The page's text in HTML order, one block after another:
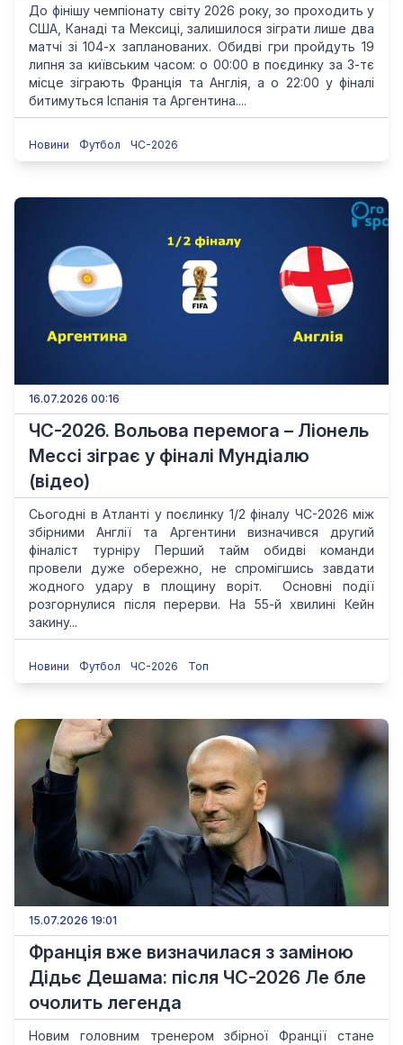
До фінішу чемпіонату світу 2026 року, зо проходить у
США, Канаді та Мексиці, залишилося зіграти лише два
матчі зі 104-х запланованих. Обидві гри пройдуть 19
липня за київським часом: о 00:00 в поєдинку за 3-тє
місце зіграють Франція та Англія, а о 22:00 у фіналі
битимуться Іспанія та Аргентина....
Новини Футбол ЧС-2026
16.07.2026 00:16
ЧС-2026. Вольова перемога – Ліонель
Мессі зіграє у фіналі Мундіалю
(відео)
Сьогодні в Атланті у поєлинку 1/2 фіналу ЧС-2026 між
збірними Англії та Аргентини визначився другий
фіналіст турніру Перший тайм обидві команди
провели дуже обережно, не спромігшись завдати
жодного удару в площину воріт. Основні події
розгорнулися після перерви. На 55-й хвилині Кейн
закину...
Новини Футбол ЧС-2026 Топ
15.07.2026 19:01
Франція вже визначилася з заміною
Дідьє Дешама: після ЧС-2026 Ле бле
очолить легенда
Новим головним тренером збірної Франції стане